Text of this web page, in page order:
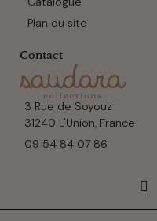
Plan du site
Contact
3 Rue de Soyouz
31240 L'Union, France
09 54 84 07 86